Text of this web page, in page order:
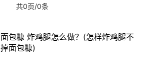
共0页/0条
面包糠 炸鸡腿怎么做？(怎样炸鸡腿不
掉面包糠)